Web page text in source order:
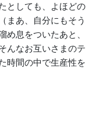
としても、よほどの
まあ、自分にもそう
め息をついたあと、
んなお互いさまのテ
時間の中で生産性を